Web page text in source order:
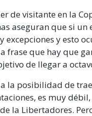
de visitante en la
aseguran que si
excepciones y esto
frase que hay que
de llegar a
la posibilidad de
es muy
la Libertadores.